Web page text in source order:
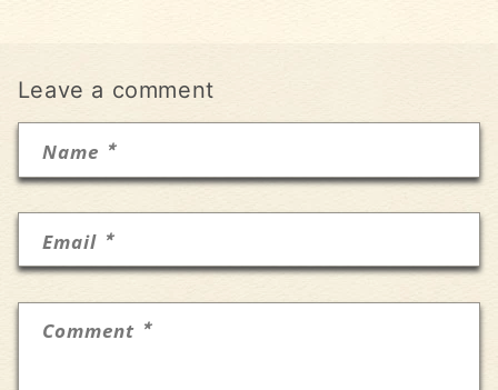
Leave a comment
Name *
Email *
Comment *